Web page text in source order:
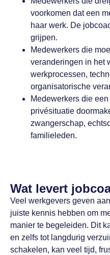
voorkomen dat een
haar werk. De
grijpen.
Medewerkers die
veranderingen in het
werkprocessen,
organisatorische
Medewerkers die
privésituatie
zwangerschap,
familieleden.
Wat levert
Veel werkgevers geven
juiste kennis hebben om
manier te begeleiden. Dit
en zelfs tot langdurig
schakelen, kan veel tijd,